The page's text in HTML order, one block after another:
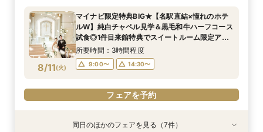
8/10(月)
11:00〜
13:00〜
15:00〜
フェアを予約
8/10(月)
11:00〜
13:00〜
15:00〜
フェアを予約
8/10(月)
10:00〜
13:00〜
15:00〜
フェアを予約
8/10(月)
10:00〜
13:00〜
15:00〜
フェアを予約
8/11(火)
マイナビ限定特典BIG★【名駅直結×憧れのホテ
ルW】純白チャペル見学＆黒毛和牛ハーフコース
試食◎1件目来館特典でスイートルーム限定アメ
ニティセットプレゼント★〈衣装＆デラックス
ルーム宿泊特典付〉
所要時間：3時間程度
9:00〜 14:30〜
フェアを予約
特典あり 動画あり
特典あり
特典あり
特典あり同日のほかのフェアを見る（7件）